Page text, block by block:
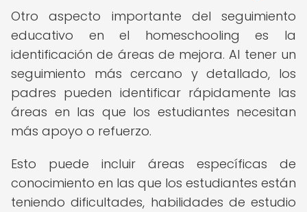
Otro aspecto importante del seguimiento
educativo en el homeschooling es la
identificación de áreas de mejora. Al tener un
seguimiento más cercano y detallado, los
padres pueden identificar rápidamente las
áreas en las que los estudiantes necesitan
más apoyo o refuerzo.
Esto puede incluir áreas específicas de
conocimiento en las que los estudiantes están
teniendo dificultades, habilidades de estudio